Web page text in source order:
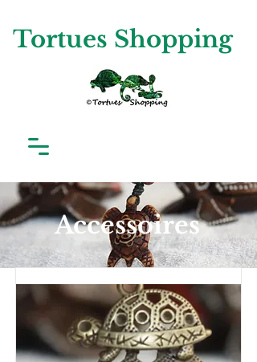
Tortues Shopping
Accessoires